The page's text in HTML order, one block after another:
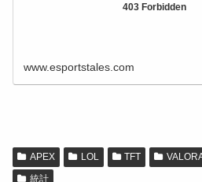
403 Forbidden
www.esportstales.com
APEX LOL TFT
統計